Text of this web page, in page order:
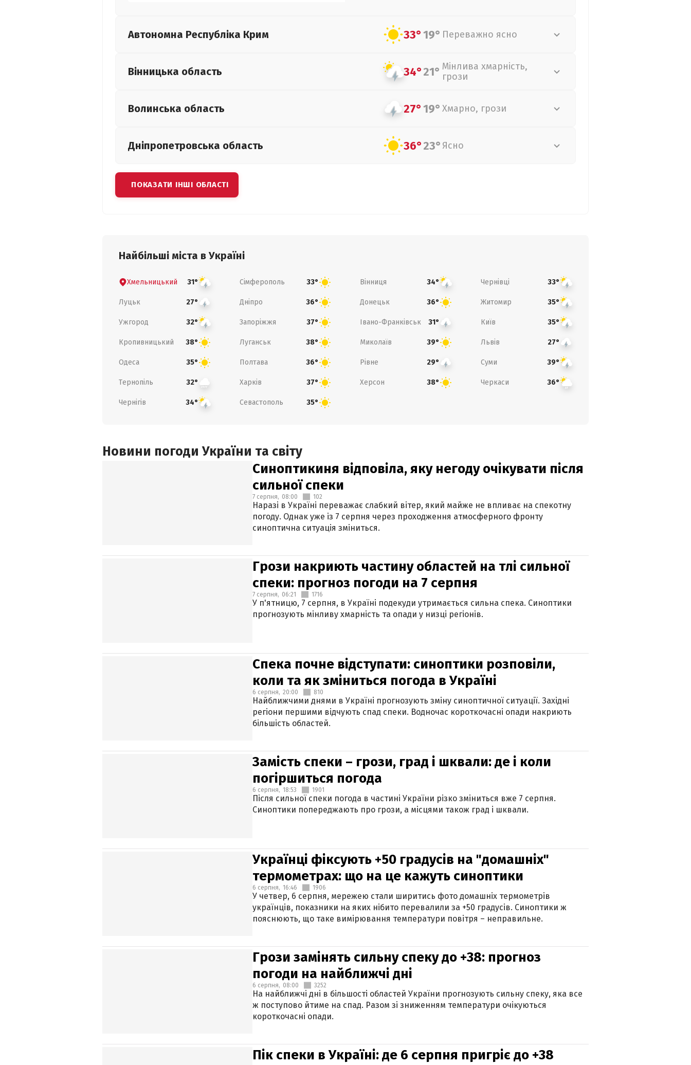
Автономна Республіка Крим 33°19° Переважно ясно
Вінницька область 34°21° Мінлива хмарність,
грози
Волинська область 27°19° Хмарно, грози
Дніпропетровська область 36°23° Ясно
ПОКАЗАТИ ІНШІ ОБЛАСТІ
Найбільші міста в Україні
Хмельницький 31° Сімферополь 33° Вінниця 34° Чернівці 33°
Луцьк 27° Дніпро 36° Донецьк 36° Житомир 35°
Ужгород 32° Запоріжжя 37° Івано-Франківськ 31° Київ 35°
Кропивницький 38° Луганськ 38° Миколаїв 39° Львів 27°
Одеса 35° Полтава 36° Рівне 29° Суми 39°
Тернопіль 32° Харків 37° Херсон 38° Черкаси 36°
Чернігів 34° Севастополь 35°
Новини погоди України та світу
Синоптикиня відповіла, яку негоду очікувати після
сильної спеки
7 серпня, 08:00 102
Наразі в Україні переважає слабкий вітер, який майже не впливає на спекотну
погоду. Однак уже із 7 серпня через проходження атмосферного фронту
синоптична ситуація зміниться.
Грози накриють частину областей на тлі сильної
спеки: прогноз погоди на 7 серпня
7 серпня, 06:21 1716
У п'ятницю, 7 серпня, в Україні подекуди утримається сильна спека. Синоптики
прогнозують мінливу хмарність та опади у низці регіонів.
Спека почне відступати: синоптики розповіли,
коли та як зміниться погода в Україні
6 серпня, 20:00 810
Найближчими днями в Україні прогнозують зміну синоптичної ситуації. Західні
регіони першими відчують спад спеки. Водночас короткочасні опади накриють
більшість областей.
Замість спеки – грози, град і шквали: де і коли
погіршиться погода
6 серпня, 18:53 1901
Після сильної спеки погода в частині України різко зміниться вже 7 серпня.
Синоптики попереджають про грози, а місцями також град і шквали.
Українці фіксують +50 градусів на "домашніх"
термометрах: що на це кажуть синоптики
6 серпня, 16:46 1906
У четвер, 6 серпня, мережею стали ширитись фото домашніх термометрів
українців, показники на яких нібито перевалили за +50 градусів. Синоптики ж
пояснюють, що таке вимірювання температури повітря – неправильне.
Грози замінять сильну спеку до +38: прогноз
погоди на найближчі дні
6 серпня, 08:00 3252
На найближчі дні в більшості областей України прогнозують сильну спеку, яка все
ж поступово йтиме на спад. Разом зі зниженням температури очікуються
короткочасні опади.
Пік спеки в Україні: де 6 серпня пригріє до +38